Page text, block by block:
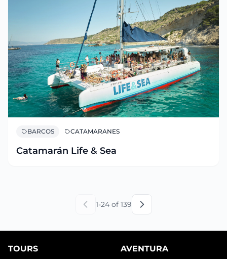
BARCOS CATAMARANES
Catamarán Life & Sea
1-24of 139
TOURS AVENTURA